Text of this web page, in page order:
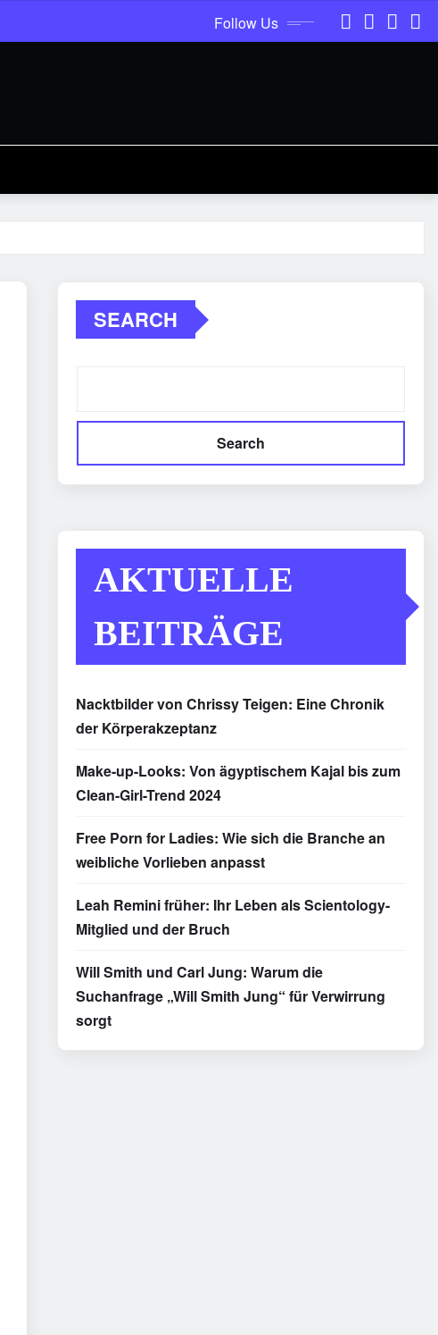
Follow Us
SEARCH
Search
AKTUELLE
BEITRÄGE
Nacktbilder von Chrissy Teigen: Eine Chronik
der Körperakzeptanz
Make-up-Looks: Von ägyptischem Kajal bis zum
Clean-Girl-Trend 2024
Free Porn for Ladies: Wie sich die Branche an
weibliche Vorlieben anpasst
Leah Remini früher: Ihr Leben als Scientology-
Mitglied und der Bruch
Will Smith und Carl Jung: Warum die
Suchanfrage „Will Smith Jung“ für Verwirrung
sorgt